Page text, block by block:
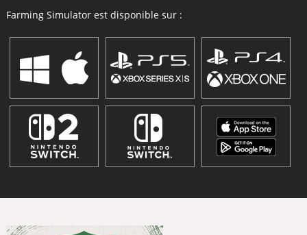
Farming Simulator est disponible sur :